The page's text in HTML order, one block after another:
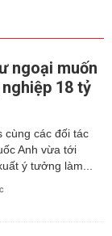
ngoại muốn
18 tỷ
cùng các đối tác
Anh vừa tới
ý tưởng làm...